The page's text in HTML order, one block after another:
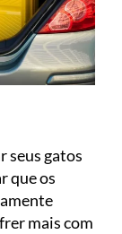
seus gatos
que os
mais com